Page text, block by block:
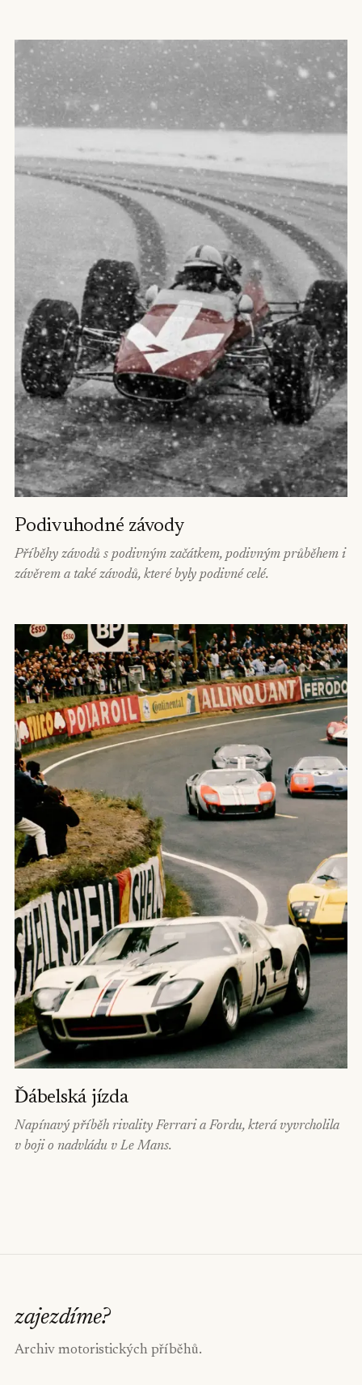
Podivuhodné závody
Příběhy závodů s podivným začátkem, podivným průběhem i
závěrem a také závodů, které byly podivné celé.
Ďábelská jízda
Napínavý příběh rivality Ferrari a Fordu, která vyvrcholila
v boji o nadvládu v Le Mans.
zajezdíme?
Archiv motoristických příběhů.